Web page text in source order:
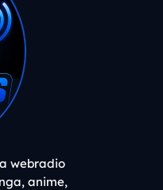
webradio
anime,